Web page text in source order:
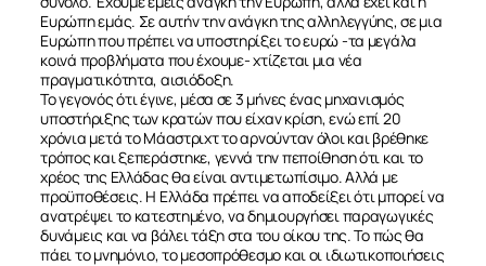
Ευρώπη εμάς. Σε αυτήν την ανάγκη της αλληλεγγύης, σε μια
Ευρώπη που πρέπει να υποστηρίξει το ευρώ -τα μεγάλα
κοινά προβλήματα που έχουμε- χτίζεται μια νέα
πραγματικότητα, αισιόδοξη.
Το γεγονός ότι έγινε, μέσα σε 3 μήνες ένας μηχανισμός
υποστήριξης των κρατών που είχαν κρίση, ενώ επί 20
χρόνια μετά το Μάαστριχτ το αρνούνταν όλοι και βρέθηκε
τρόπος και ξεπεράστηκε, γεννά την πεποίθηση ότι και το
χρέος της Ελλάδας θα είναι αντιμετωπίσιμο. Αλλά με
προϋποθέσεις. Η Ελλάδα πρέπει να αποδείξει ότι μπορεί να
ανατρέψει το κατεστημένο, να δημιουργήσει παραγωγικές
δυνάμεις και να βάλει τάξη στα του οίκου της. Το πώς θα
πάει το μνημόνιο, το μεσοπρόθεσμο και οι ιδιωτικοποιήσεις